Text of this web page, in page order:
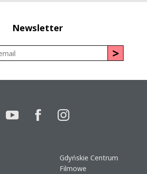
Newsletter
Gdyńskie Centrum
Filmowe